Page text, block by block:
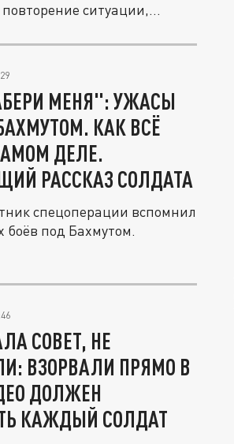
ситуации,
МЕНЯ": УЖАСЫ
КАК ВСЁ
ДЕЛЕ.
РАССКАЗ СОЛДАТА
спецоперации вспомнил
боёв под Бахмутом.
СОВЕТ, НЕ
ВЗОРВАЛИ ПРЯМО В
ДОЛЖЕН
КАЖДЫЙ СОЛДАТ